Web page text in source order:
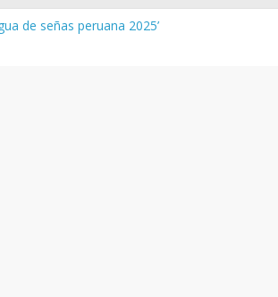
de señas peruana 2025’